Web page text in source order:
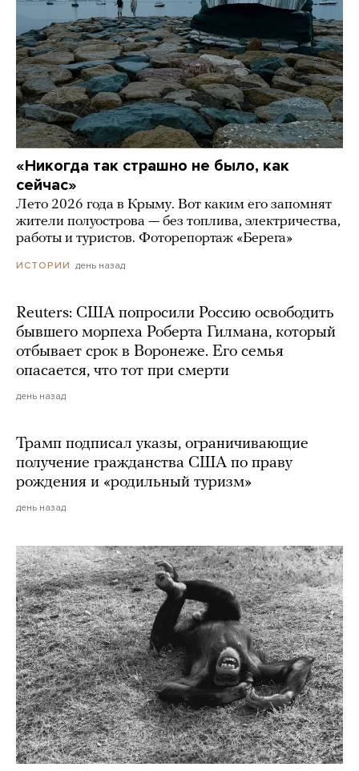
«Никогда так страшно не было, как
сейчас»
Лето 2026 года в Крыму. Вот каким его запомнят
жители полуострова — без топлива, электричества,
работы и туристов. Фоторепортаж «Берега»
ИСТОРИИ день назад
Reuters: США попросили Россию освободить
бывшего морпеха Роберта Гилмана, который
отбывает срок в Воронеже. Его семья
опасается, что тот при смерти
день назад
Трамп подписал указы, ограничивающие
получение гражданства США по праву
рождения и «родильный туризм»
день назад